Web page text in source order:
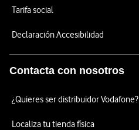
Tarifa social
Declaración Accesibilidad
Contacta con nosotros
¿Quieres ser distribuidor Vodafone?
Localiza tu tienda física